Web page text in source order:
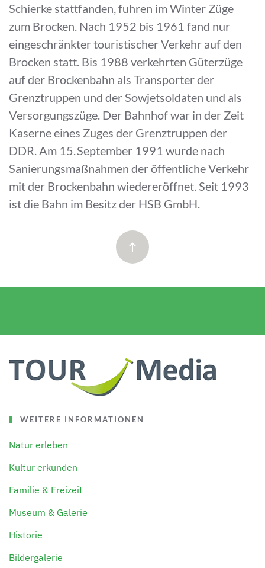
Schierke stattfanden, fuhren im Winter Züge
zum Brocken. Nach 1952 bis 1961 fand nur
eingeschränkter touristischer Verkehr auf den
Brocken statt. Bis 1988 verkehrten Güterzüge
auf der Brockenbahn als Transporter der
Grenztruppen und der Sowjetsoldaten und als
Versorgungszüge. Der Bahnhof war in der Zeit
Kaserne eines Zuges der Grenztruppen der
DDR. Am 15. September 1991 wurde nach
Sanierungsmaßnahmen der öffentliche Verkehr
mit der Brockenbahn wiedereröffnet. Seit 1993
ist die Bahn im Besitz der HSB GmbH.
WEITERE INFORMATIONEN
Natur erleben
Kultur erkunden
Familie & Freizeit
Museum & Galerie
Historie
Bildergalerie